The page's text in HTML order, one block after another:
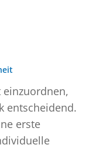
einzuordnen,
entscheidend.
erste